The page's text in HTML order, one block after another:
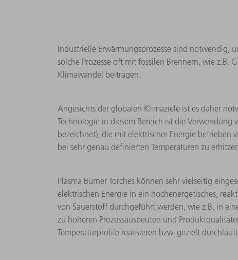
Industrielle Erwärmungsprozesse sind notwendig,
solche Prozesse oft mit fossilen Brennern, wie z.B.
Klimawandel beitragen.
Angesichts der globalen Klimaziele ist es daher
Technologie in diesem Bereich ist die Verwendung
bezeichnet), die mit elektrischer Energie betrieben
bei sehr genau definierten Temperaturen zu
Plasma Burner Torches können sehr vielseitig
elektrischen Energie in ein hochenergetisches,
von Sauerstoff durchgeführt werden, wie z.B. in
zu höheren Prozessausbeuten und
Temperaturprofile realisieren bzw. gezielt